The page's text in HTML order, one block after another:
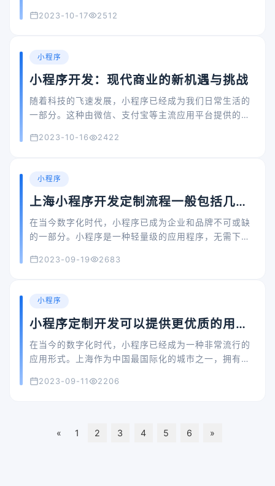
信商城小程序是一个为企业提供全新商业模式的明智选
2023-10-17 2512
小程序
小程序开发：现代商业的新机遇与挑战
随着科技的飞速发展，小程序已经成为我们日常生活的
一部分。这种由微信、支付宝等主流应用平台提供的功
可使用特定的服务或功能。本文将探讨小程序开发的特
2023-10-16 2422
小程序
上海小程序开发定制流程一般包括几个
步骤?
在当今数字化时代，小程序已成为企业和品牌不可或缺
的一部分。小程序是一种轻量级的应用程序，无需下载
供了方便快捷的使用体验，同时也成为了企业宣传和推
好地了解这一行业。
2023-09-19 2683
小程序
小程序定制开发可以提供更优质的用户
体验
在当今的数字化时代，小程序已经成为一种非常流行的
应用形式。上海作为中国最国际化的城市之一，拥有着
着广阔的市场前景。
2023-09-11 2206
« 1 2 3 4 5 6 »